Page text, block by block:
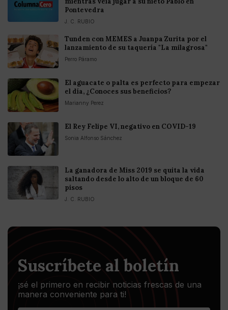
Pontevedra
J. C. RUBIO
Tunden con MEMES a Juanpa Zurita por el
lanzamiento de su taquería "La milagrosa"
Perro Páramo
El aguacate o palta es perfecto para empezar
el día, ¿Conoces sus beneficios?
Marianny Perez
El Rey Felipe VI, negativo en COVID-19
Sonia Alfonso Sánchez
La ganadora de Miss 2019 se quita la vida
saltando desde lo alto de un bloque de 60
pisos
J. C. RUBIO
Suscríbete al boletín
¡sé el primero en recibir noticias frescas de una
manera conveniente para ti!